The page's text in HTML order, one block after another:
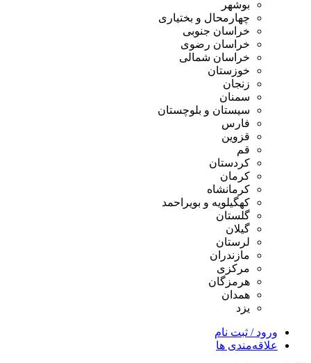
بوشهر
چهارمحال و بختیاری
خراسان جنوبی
خراسان رضوی
خراسان شمالی
خوزستان
زنجان
سمنان
سیستان و بلوچستان
فارس
قزوین
قم
کردستان
کرمان
کرمانشاه
کهگیلویه و بویراحمد
گلستان
گیلان
لرستان
مازندران
مرکزی
هرمزگان
همدان
یزد
ورود / ثبت نام
علاقه‌مندی ها